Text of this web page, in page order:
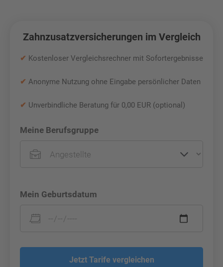
Zahnzusatzversicherungen im Vergleich
✔ Kostenloser Vergleichsrechner mit Sofortergebnisse
✔ Anonyme Nutzung ohne Eingabe persönlicher Daten
✔ Unverbindliche Beratung für 0,00 EUR (optional)
Meine Berufsgruppe
Mein Geburtsdatum
Jetzt Tarife vergleichen